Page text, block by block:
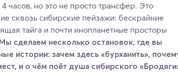
часов, но это не просто трансфер. Это
сквозь сибирские пейзажи: бескрайние
тайга и почти инопланетные просторы
сделаем несколько остановок, где вы
истории: зачем здесь «бурханить»,
и о чём поёт душа сибирского